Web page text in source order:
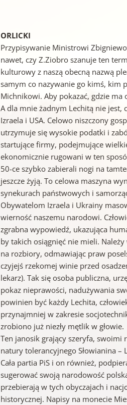
ORLICKI
Przypisywanie Ministrowi
nawet, czy Z.Ziobro szanuje ten
kulturowy z naszą obecną nazwą
samym co nazywanie go kimś, kim
Michnikowi. Aby pokazać, gdzie ma
A dla mnie żadnym Lechitą nie
Izraela i USA. Celowo niszczony
utrzymuje się wysokie podatki i
startujące firmy, podejmujące
ekonomicznie rugowani w ten
50-ce szybko zabierali nogi na
jeszcze żyją. To celowa maszyna
synekurach państwowych i
Obywatelom Izraela i Ukrainy
wierność naszemu narodowi.
zgrabna wypowiedź, ukazująca
by takich osiągnięć nie mieli.
na rozbiory, odmawiając praw
czyjejś rzekomej winie przed
lekarz). Tak się osoba publiczna,
pokaz nieprawości, nadużywania
powinien być każdy Lechita,
przynajmniej w zakresie
zrobiono już niezły mętlik w głowie.
Ten janosik grający szeryfa,
natury tolerancyjnego Słowianina –
Cała partia PiS i on również,
sugerować swoją narodowość
przebierają w tych obyczajach i
historycznej. Napisy na monecie